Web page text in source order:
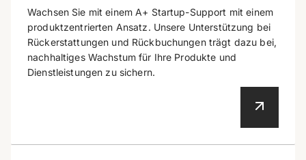
Wachsen Sie mit einem A+ Startup-Support mit einem
produktzentrierten Ansatz. Unsere Unterstützung bei
Rückerstattungen und Rückbuchungen trägt dazu bei,
nachhaltiges Wachstum für Ihre Produkte und
Dienstleistungen zu sichern.